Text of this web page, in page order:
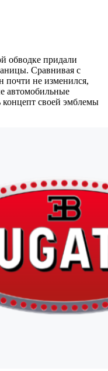
обводке придали
Сравнивая с
почти не изменился,
автомобильные
своей эмблемы